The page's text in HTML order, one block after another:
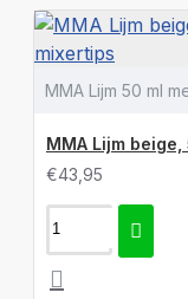
MMA Lijm 50 ml
MMA Lijm
€43,95